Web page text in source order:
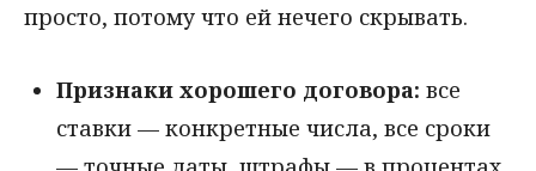
просто, потому что ей нечего скрывать.
Признаки хорошего договора: все
ставки — конкретные числа, все сроки